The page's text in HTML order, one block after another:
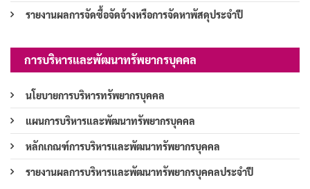
รายงานผลการจัดซื้อจัดจ้างหรือการจัดหาพัสดุประจำปี
การบริหารและพัฒนาทรัพยากรบุคคล
นโยบายการบริหารทรัพยากรบุคคล
แผนการบริหารและพัฒนาทรัพยากรบุคคล
หลักเกณฑ์การบริหารและพัฒนาทรัพยากรบุคคล
รายงานผลการบริหารและพัฒนาทรัพยากรบุคคลประจำปี